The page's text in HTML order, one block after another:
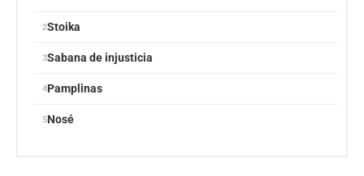
Stoika
Sabana de injusticia
Pamplinas
Nosé